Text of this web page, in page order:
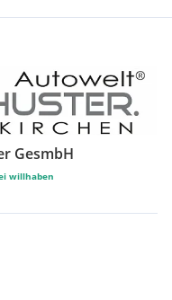
GesmbH
willhaben